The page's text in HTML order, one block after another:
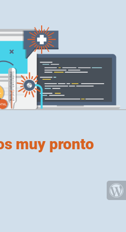
muy pronto